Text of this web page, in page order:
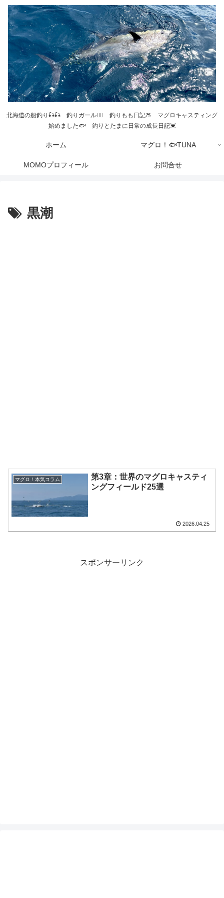
北海道の船釣り🎣🎣 釣りガール💁‍♀️ 釣りもも日記🍑 マグロキャスティング
始めました🐟 釣りとたまに日常の成長日記💓
ホーム マグロ！🐟TUNA
MOMOプロフィール お問合せ
黒潮
マグロ！本気コラム
第3章：世界のマグロキャスティ
ングフィールド25選
2026.04.25
スポンサーリンク